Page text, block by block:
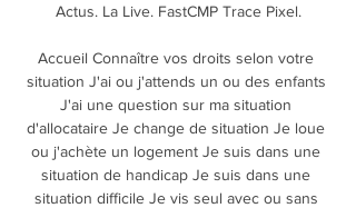
Actus. La Live. FastCMP Trace Pixel.
Accueil Connaître vos droits selon votre
situation J'ai ou j'attends un ou des enfants
J'ai une question sur ma situation
d'allocataire Je change de situation Je loue
ou j'achète un logement Je suis dans une
situation de handicap Je suis dans une
situation difficile Je vis seul avec ou sans